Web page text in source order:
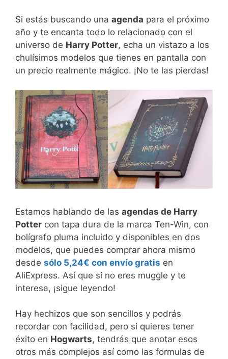
Si estás buscando una agenda para el próximo
año y te encanta todo lo relacionado con el
universo de Harry Potter, echa un vistazo a los
chulísimos modelos que tienes en pantalla con
un precio realmente mágico. ¡No te las pierdas!
Estamos hablando de las agendas de Harry
Potter con tapa dura de la marca Ten-Win, con
bolígrafo pluma incluido y disponibles en dos
modelos, que puedes comprar ahora mismo
desde sólo 5,24€ con envío gratis en
AliExpress. Así que si no eres muggle y te
interesa, ¡sigue leyendo!
Hay hechizos que son sencillos y podrás
recordar con facilidad, pero si quieres tener
éxito en Hogwarts, tendrás que anotar esos
otros más complejos así como las formulas de